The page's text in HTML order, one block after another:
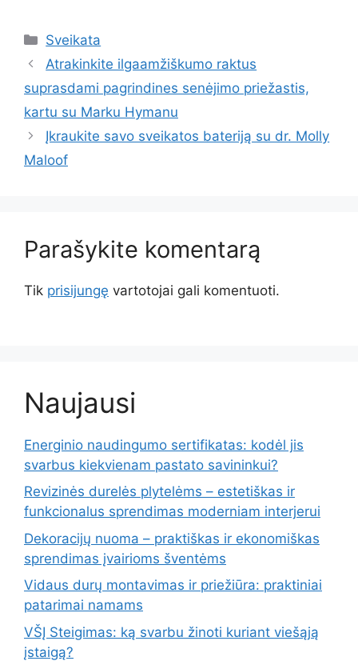
Kategorijos
Sveikata
Atrakinkite ilgaamžiškumo raktus
suprasdami pagrindines senėjimo priežastis,
kartu su Marku Hymanu
Įkraukite savo sveikatos bateriją su dr. Molly
Maloof
Parašykite komentarą
Tik prisijungę vartotojai gali komentuoti.
Naujausi
Energinio naudingumo sertifikatas: kodėl jis
svarbus kiekvienam pastato savininkui?
Revizinės durelės plytelėms – estetiškas ir
funkcionalus sprendimas moderniam interjerui
Dekoracijų nuoma – praktiškas ir ekonomiškas
sprendimas įvairioms šventėms
Vidaus durų montavimas ir priežiūra: praktiniai
patarimai namams
VŠĮ Steigimas: ką svarbu žinoti kuriant viešąją
įstaigą?